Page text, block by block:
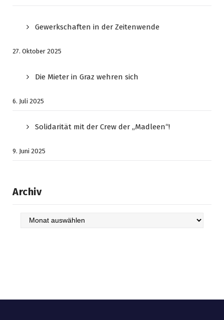
Gewerkschaften in der Zeitenwende
27. Oktober 2025
Die Mieter in Graz wehren sich
6. Juli 2025
Solidarität mit der Crew der „Madleen“!
9. Juni 2025
Archiv
Archiv